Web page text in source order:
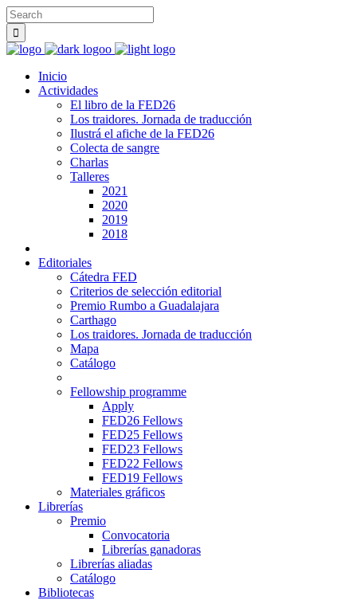
Inicio
Actividades
El libro de la FED26
Los traidores. Jornada de traducción
Ilustrá el afiche de la FED26
Colecta de sangre
Charlas
Talleres
2021
2020
2019
2018
Editoriales
Cátedra FED
Criterios de selección editorial
Premio Rumbo a Guadalajara
Carthago
Los traidores. Jornada de traducción
Mapa
Catálogo
Fellowship programme
Apply
FED26 Fellows
FED25 Fellows
FED23 Fellows
FED22 Fellows
FED19 Fellows
Materiales gráficos
Librerías
Premio
Convocatoria
Librerías ganadoras
Librerías aliadas
Catálogo
Bibliotecas